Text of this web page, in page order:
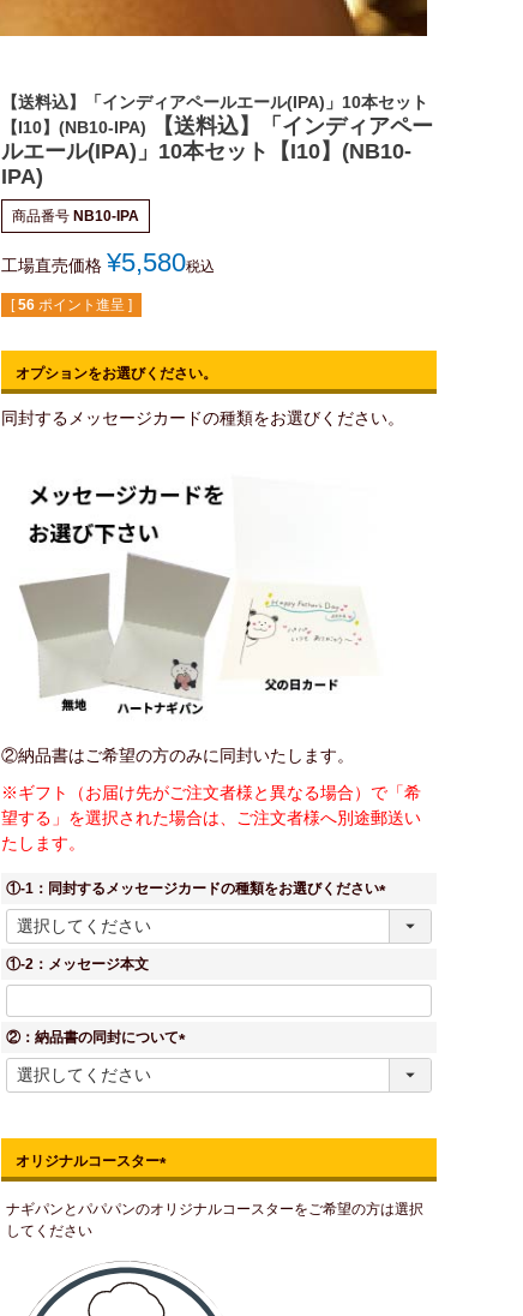
【送料込】「インディアペールエール(IPA)」10本セット
【I10】(NB10-IPA)
【送料込】「インディアペー
ルエール(IPA)」10本セット【I10】(NB10-
IPA)
商品番号 NB10-IPA
工場直売価格 ¥5,580税込
[ 56 ポイント進呈 ]
オプションをお選びください。
同封するメッセージカードの種類をお選びください。
②納品書はご希望の方のみに同封いたします。
※ギフト（お届け先がご注文者様と異なる場合）で「希
望する」を選択された場合は、ご注文者様へ別途郵送い
たします。
①-1：同封するメッセージカードの種類をお選びください
(
①-2：メッセージ本文
②：納品書の同封について
(
オリジナルコースター
(
必
ナギパンとパパパンのオリジナルコースターをご希望の方は選択
してください